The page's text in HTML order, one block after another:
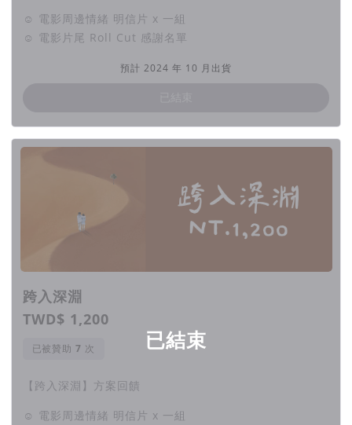
空虛。
【 故事大要 】
失去與外界聯繫的能力。
諮商師林心妍和腦科學工程研究員吳天睿，為此集
結，
想用元宇宙拼湊出患者意識中的深淵，幫助他們逃
每個人，都活在封閉的宇宙中。
那道天崩地裂的裂縫背後，
同步製作五首原創歌曲，
☺ 電影周邊情緒 明信片 x 一組
☺ 電影片尾 Roll Cut 感謝名單
預計 2024 年 10 月出貨
已結束
跨入深淵
TWD$ 1,200
已被贊助 次
【跨入深淵】方案回饋
☺ 電影周邊情緒 明信片 x 一組